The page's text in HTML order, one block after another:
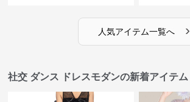
人気アイテム一覧へ ›
社交 ダンス ドレスモダンの新着アイテム